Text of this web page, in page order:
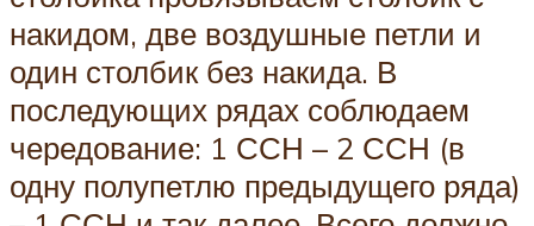
накидом, две воздушные петли и
один столбик без накида. В
последующих рядах соблюдаем
чередование: 1 ССН – 2 ССН (в
одну полупетлю предыдущего ряда)